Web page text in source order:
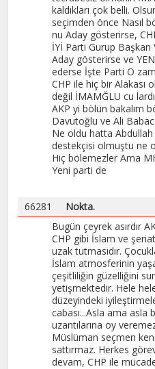
kaldıkları çok belli.
seçimden önce Nasıl
nu Aday gösterirse,
İYİ Parti Gurup Başkan
Aday gösterirse ve
ederse İşte Parti O
CHP ile hiç bir Alakası
değil İMAMĞLU cu
AKP yi bölün bakalım
Davutoğlu ve Ali
Ne oldu hatta Abdullah
destekçisi olmuştu ne
Hiç bölemezler Ama
Yeni parti de
66281 Nokta.
Bugün çeyrek asırdır
CHP gibi İslam ve
uzak tutmasıdır.
İslam atmosferinin
çeşitliliğin güzelliğini
yetişmektedir. Hele
düzeyindeki
cabası... ​Asla ama
uzantılarına oy
Müslüman seçmen
sattırmaz. Herkes
devam, CHP ile